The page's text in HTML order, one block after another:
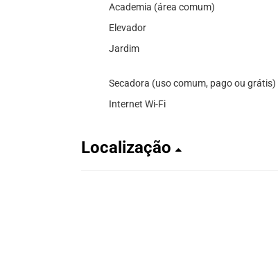
Academia (área comum)
Elevador
Jardim
Secadora (uso comum, pago ou grátis)
Internet Wi-Fi
Localização